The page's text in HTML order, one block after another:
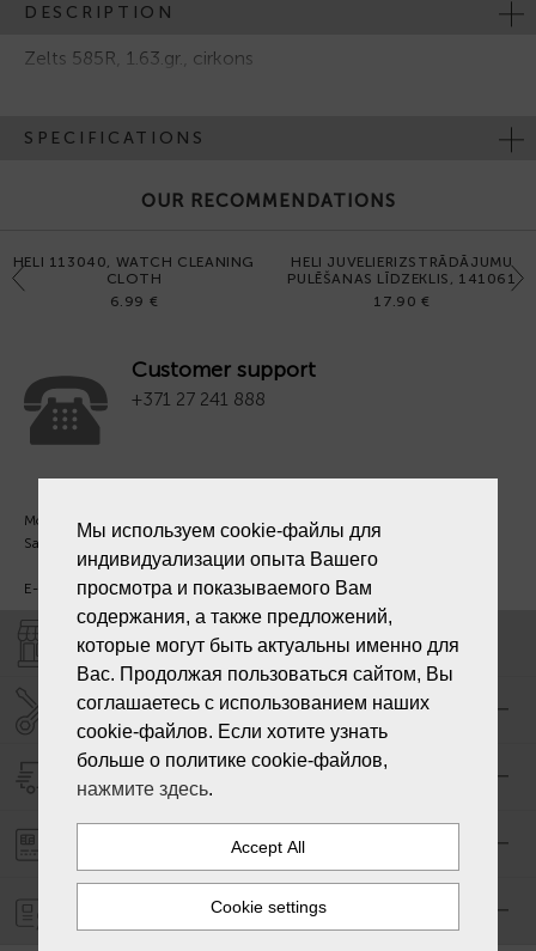
DESCRIPTION
Zelts 585R, 1.63.gr., cirkons
SPECIFICATIONS
OUR RECOMMENDATIONS
Previous
HELI 113040, WATCH CLEANING
CLOTH
6.99 €
HELI JUVELIERIZSTRĀDĀJUMU
PULĒŠANAS LĪDZEKLIS, 141061
17.90 €
Next
Customer support
+371 27 241 888
Mon. - Fri. 09:00 - 18:00
Sat - Sun. - Out.
E-mail: info@laiksjewellery.lv
SHOPS "LAIKS"
SERVICE CENTER "LAIKS"
PAYMENT ORDER
Мы используем cookie-файлы для
индивидуализации опыта Вашего
просмотра и показываемого Вам
содержания, а также предложений,
которые могут быть актуальны именно для
Вас. Продолжая пользоваться сайтом, Вы
соглашаетесь с использованием наших
cookie-файлов. Если хотите узнать
больше о политике cookie-файлов,
нажмите здесь.